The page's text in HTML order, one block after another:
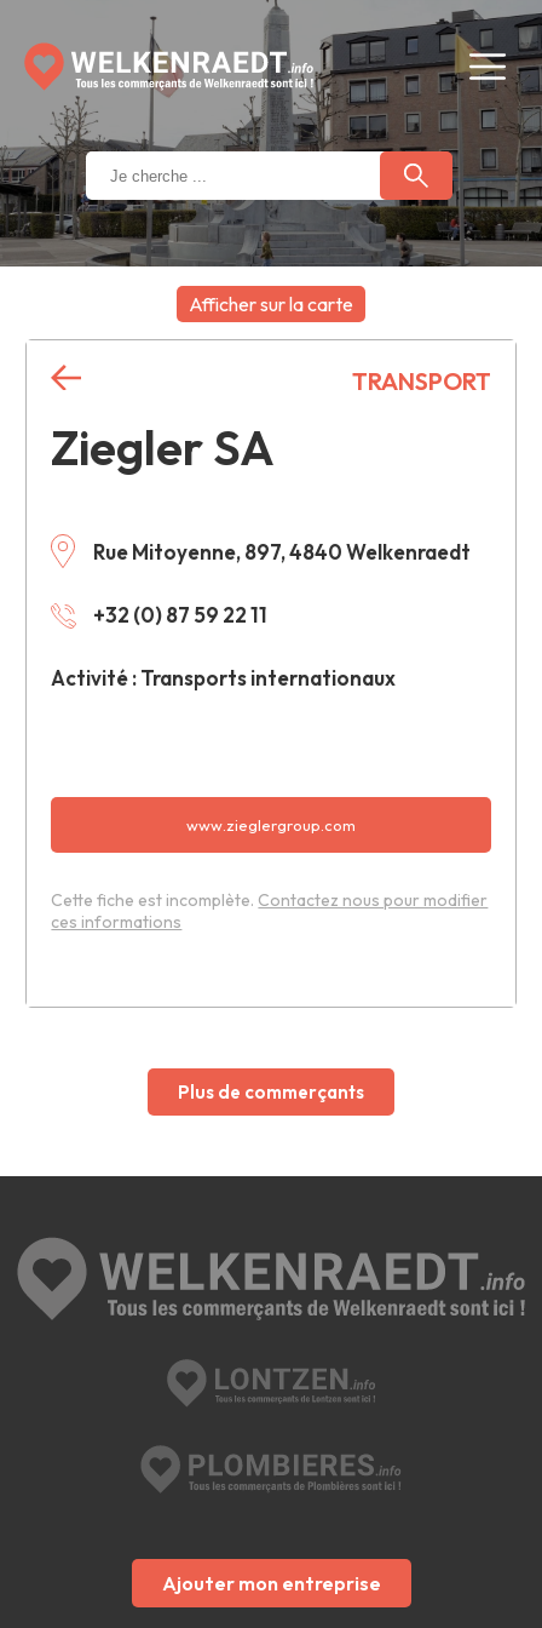
Afficher sur la carte
Ziegler SA
Rue Mitoyenne, 897, 4840 Welkenraedt
+32 (0) 87 59 22 11
Activité : Transports internationaux
TRANSPORT
www.zieglergroup.com
Cette fiche est incomplète. Contactez nous pour modifier
ces informations
+
−
Plus de commerçants
Ajouter mon entreprise